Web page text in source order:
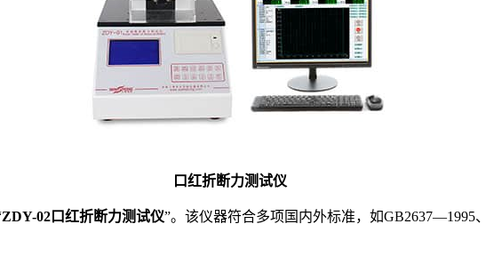
口红折断力测试仪
ZDY-02口红折断力测试仪”。该仪器符合多项国内外标准，如GB2637—1995